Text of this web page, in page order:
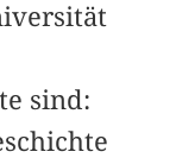
sind: